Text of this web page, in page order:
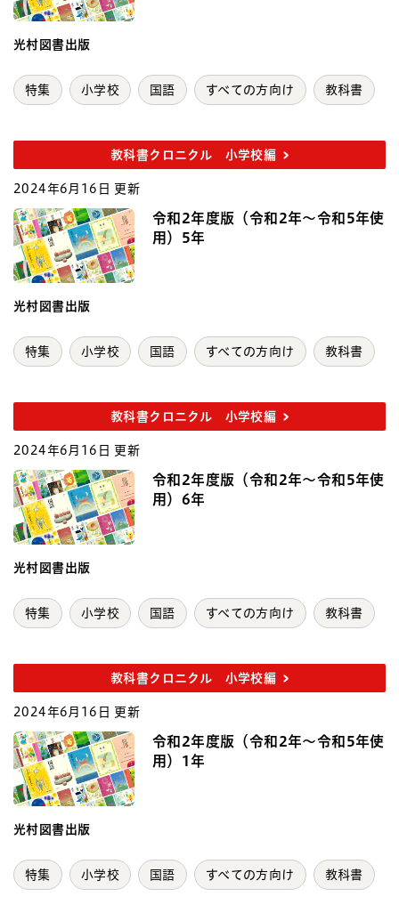
光村図書出版
特集 小学校 国語 すべての方向け 教科書
教科書クロニクル 小学校編
2024年6月16日 更新
令和2年度版（令和2年～令和5年使
用）5年
光村図書出版
特集 小学校 国語 すべての方向け 教科書
教科書クロニクル 小学校編
2024年6月16日 更新
令和2年度版（令和2年～令和5年使
用）6年
光村図書出版
特集 小学校 国語 すべての方向け 教科書
教科書クロニクル 小学校編
2024年6月16日 更新
令和2年度版（令和2年～令和5年使
用）1年
光村図書出版
特集 小学校 国語 すべての方向け 教科書